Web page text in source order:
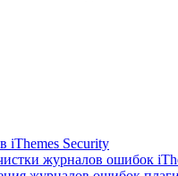
iThemes Security
журналов ошибок